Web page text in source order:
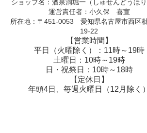
ショップ名：酒泉洞堀一（しゅせんどうほり
運営責任者：小久保 喜宣
所在地：〒451-0053 愛知県名古屋市西区
19-22
【営業時間】
平日（火曜除く）：11時～19時
土曜日：10時～19時
日・祝祭日：10時～18時
【定休日】
年頭4日、毎週火曜日（12月除く）